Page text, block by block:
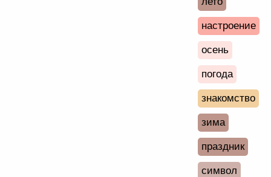
настроение
осень
погода
знакомство
зима
праздник
символ